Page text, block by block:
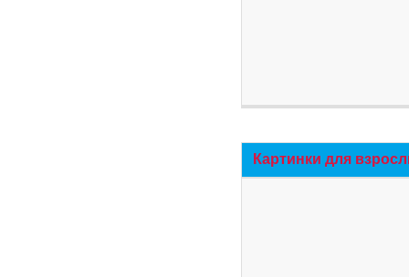
Картинки для